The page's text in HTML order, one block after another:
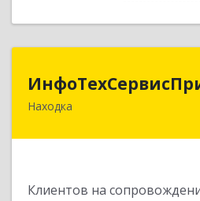
Находка
Клиентов на